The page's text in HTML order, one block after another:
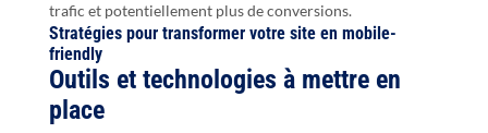
trafic et potentiellement plus de conversions.
Stratégies pour transformer votre site en mobile-
friendly
Outils et technologies à mettre en
place